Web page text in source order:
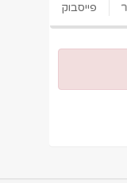
פייסבוק